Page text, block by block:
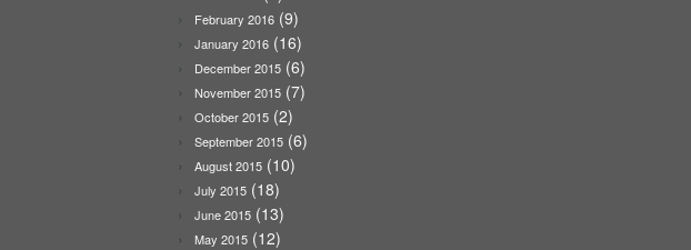
February 2016 (9)
January 2016 (16)
December 2015 (6)
November 2015 (7)
October 2015 (2)
September 2015 (6)
August 2015 (10)
July 2015 (18)
June 2015 (13)
May 2015 (12)